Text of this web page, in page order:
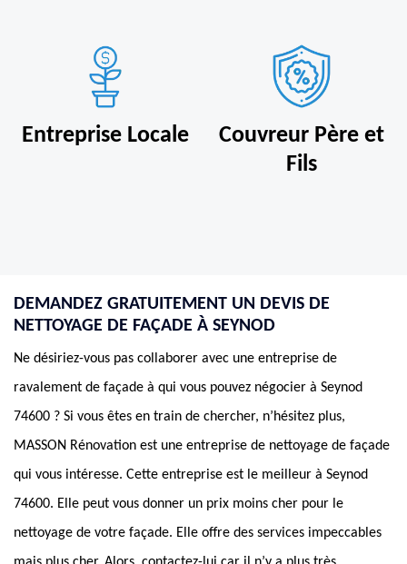
Entreprise Locale
Couvreur Père et
Fils
DEMANDEZ GRATUITEMENT UN DEVIS DE
NETTOYAGE DE FAÇADE À SEYNOD
Ne désiriez-vous pas collaborer avec une entreprise de
ravalement de façade à qui vous pouvez négocier à Seynod
74600 ? Si vous êtes en train de chercher, n’hésitez plus,
MASSON Rénovation est une entreprise de nettoyage de façade
qui vous intéresse. Cette entreprise est le meilleur à Seynod
74600. Elle peut vous donner un prix moins cher pour le
nettoyage de votre façade. Elle offre des services impeccables